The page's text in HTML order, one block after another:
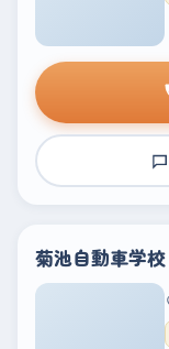
菊池自動車学校